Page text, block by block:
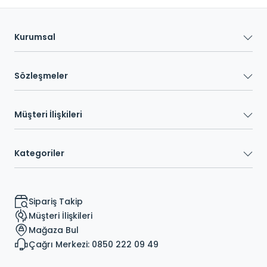
Kurumsal
Sözleşmeler
Müşteri İlişkileri
Kategoriler
Sipariş Takip
Müşteri İlişkileri
Mağaza Bul
Çağrı Merkezi: 0850 222 09 49